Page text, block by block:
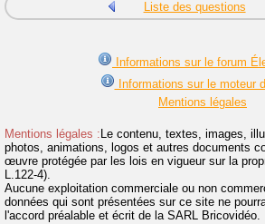
Liste des questions
Informations sur le forum
Informations sur le moteur
Mentions légales
Mentions légales : Le contenu, textes, images,
photos, animations, logos et autres documents
œuvre protégée par les lois en vigueur sur la
L.122-4).
Aucune exploitation commerciale ou non
données qui sont présentées sur ce site ne
l'accord préalable et écrit de la SARL Bricovidéo.